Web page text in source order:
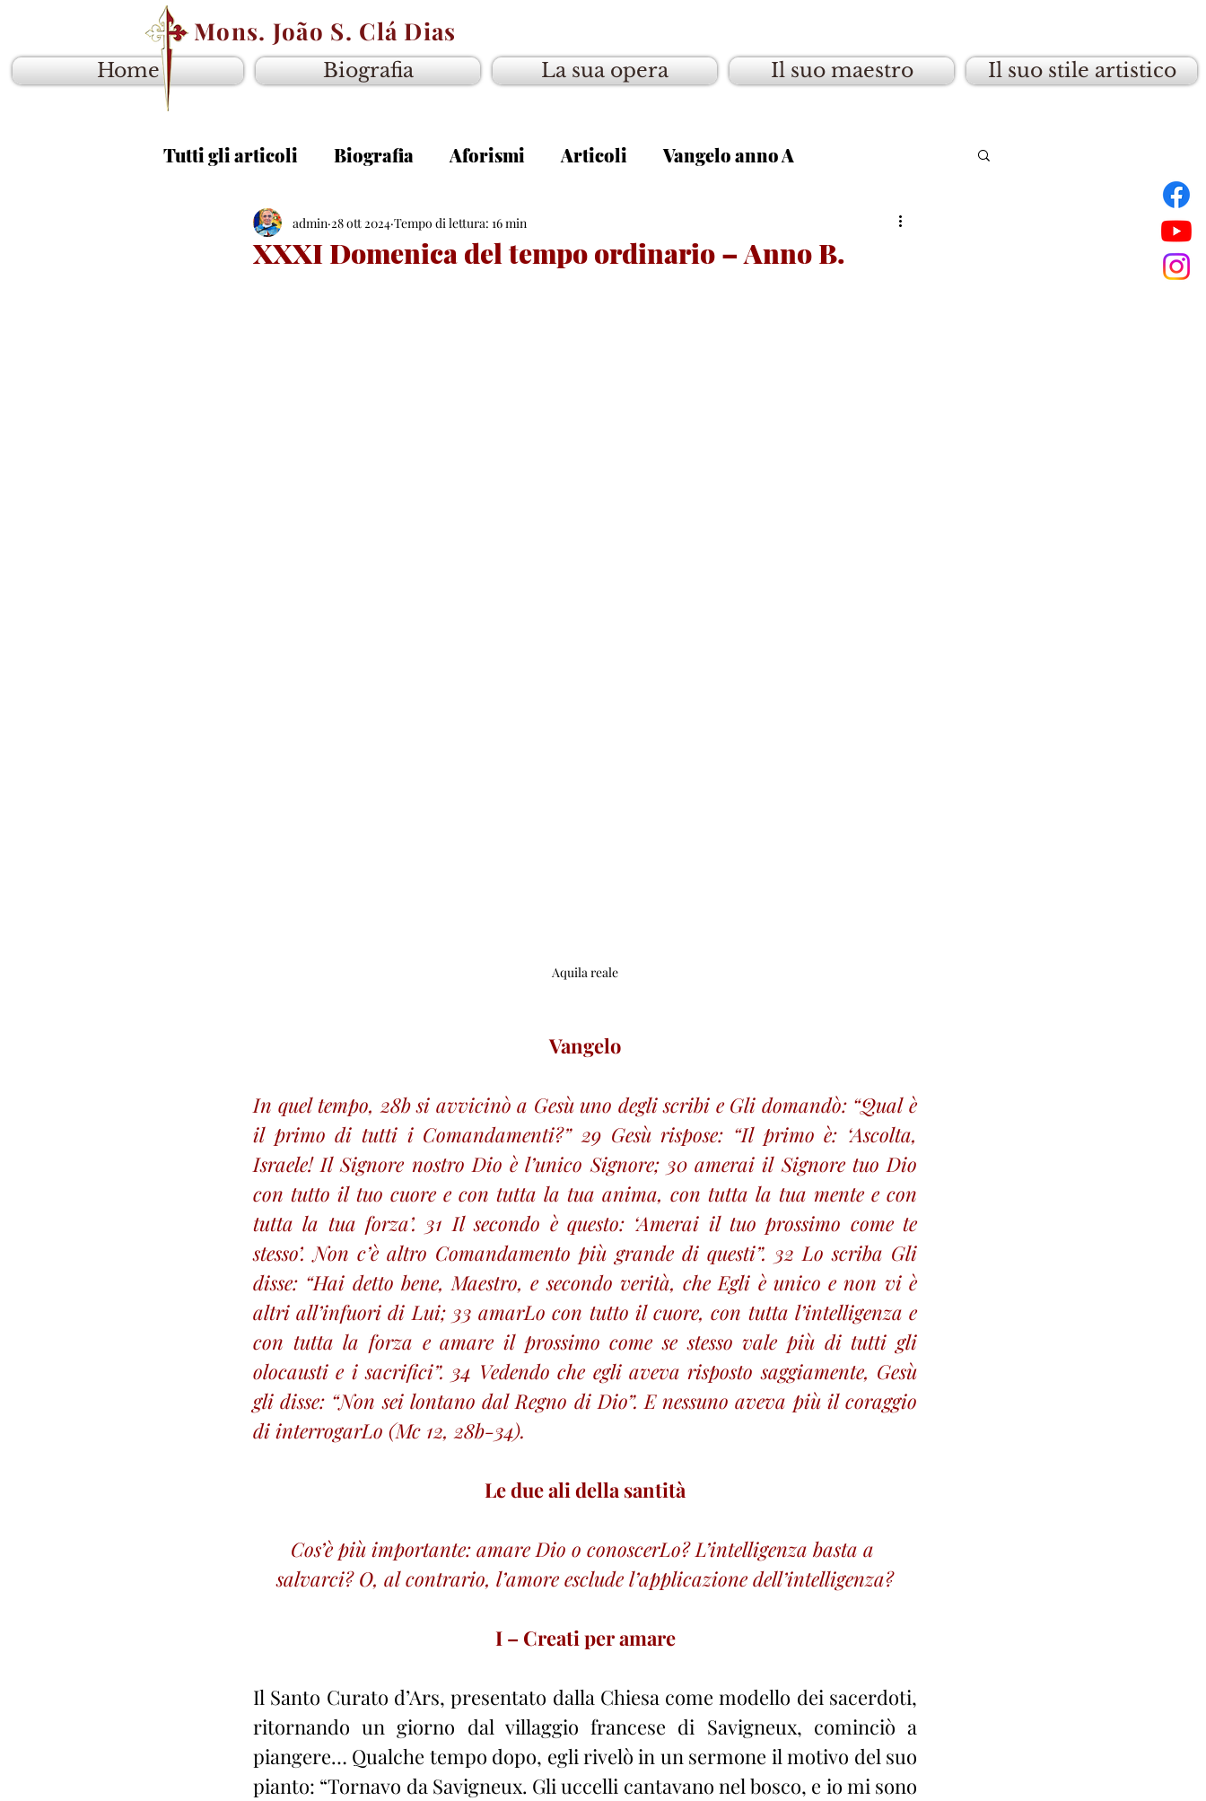
Mons. João S. Clá Dias
Home Biografia La sua opera Il suo maestro Il suo stile artistico
Tutti gli articoli Biografia Aforismi Articoli Vangelo anno A
Vangelo anno B Vangelo anno C
XXXI Domenica del tempo ordinario – Anno B.
admin 28 ott 2024 Tempo di lettura: 16 min
Aquila reale
Vangelo
In quel tempo, 28b si avvicinò a Gesù uno degli scribi e Gli domandò: “Qual è
il primo di tutti i Comandamenti?” 29 Gesù rispose: “Il primo è: ‘Ascolta,
Israele! Il Signore nostro Dio è l’unico Signore; 30 amerai il Signore tuo Dio
con tutto il tuo cuore e con tutta la tua anima, con tutta la tua mente e con
tutta la tua forza’. 31 Il secondo è questo: ‘Amerai il tuo prossimo come te
stesso’. Non c’è altro Comandamento più grande di questi”. 32 Lo scriba Gli
disse: “Hai detto bene, Maestro, e secondo verità, che Egli è unico e non vi è
altri all’infuori di Lui; 33 amarLo con tutto il cuore, con tutta l’intelligenza e
con tutta la forza e amare il prossimo come se stesso vale più di tutti gli
olocausti e i sacrifici”. 34 Vedendo che egli aveva risposto saggiamente, Gesù
gli disse: “Non sei lontano dal Regno di Dio”. E nessuno aveva più il coraggio
di interrogarLo (Mc 12, 28b-34).
Le due ali della santità
Cos’è più importante: amare Dio o conoscerLo? L’intelligenza basta a
salvarci? O, al contrario, l’amore esclude l’applicazione dell’intelligenza?
I – Creati per amare
Il Santo Curato d’Ars, presentato dalla Chiesa come modello dei sacerdoti,
ritornando un giorno dal villaggio francese di Savigneux, cominciò a
piangere… Qualche tempo dopo, egli rivelò in un sermone il motivo del suo
pianto: “Tornavo da Savigneux. Gli uccelli cantavano nel bosco, e io mi sono